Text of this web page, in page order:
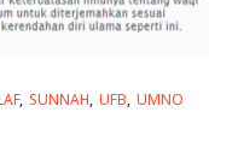
SUNNAH UFB UMNO